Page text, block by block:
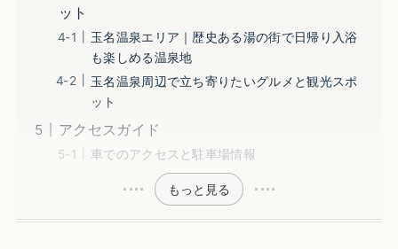
ット
玉名温泉エリア｜歴史ある湯の街で日帰り入浴
も楽しめる温泉地
玉名温泉周辺で立ち寄りたいグルメと観光スポ
ット
アクセスガイド
車でのアクセスと駐車場情報
もっと見る